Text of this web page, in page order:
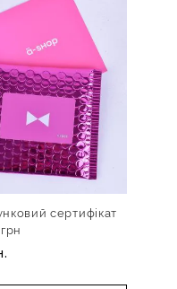
сертифікат